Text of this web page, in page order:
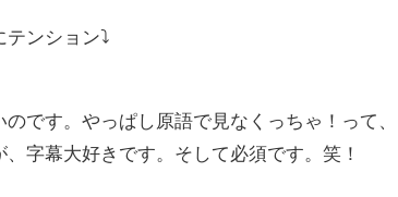
テンション⤵
です。やっぱし原語で見なくっちゃ！って、
字幕大好きです。そして必須です。笑！